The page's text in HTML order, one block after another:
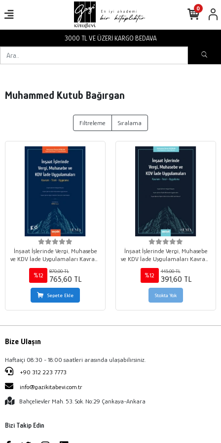
3000 TL VE ÜZERİ KARGO BEDAVA
0
Muhammed Kutub Bağırgan
Filtreleme Sıralama
İnşaat İşlerinde Vergi, Muhasebe
ve KDV İade Uygulamaları Kavram
– Teori – Uygulama
%12
870,00 TL
765,60 TL
Sepete Ekle
İnşaat İşlerinde Vergi, Muhasebe
ve KDV İade Uygulamaları Kavram
– Teori – Uygulama
%12
445,00 TL
391,60 TL
Stokta Yok
Bize Ulaşın
Haftaiçi 08:30 - 18:00 saatleri arasında ulaşabilirsiniz.
+90 312 223 7773
info@gazikitabevi.com.tr
Bahçelievler Mah. 53. Sok. No:29 Çankaya-Ankara
Bizi Takip Edin